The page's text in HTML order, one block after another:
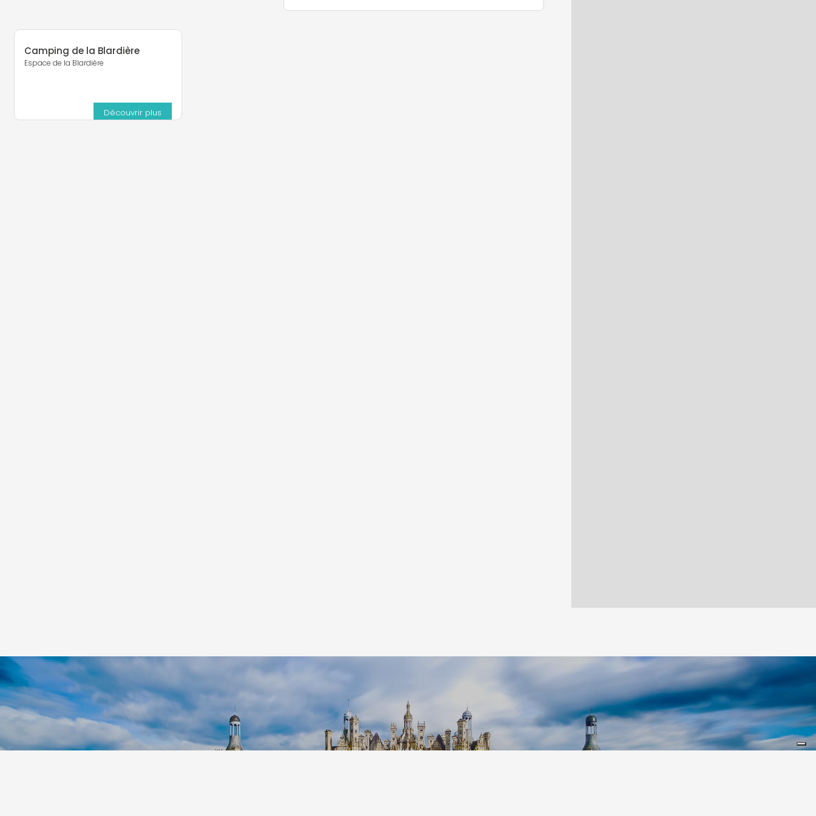
Leaflet|©Koobcamp S.r.l.
Camping de la Blardière
Espace de la Blardière
Découvrir plus